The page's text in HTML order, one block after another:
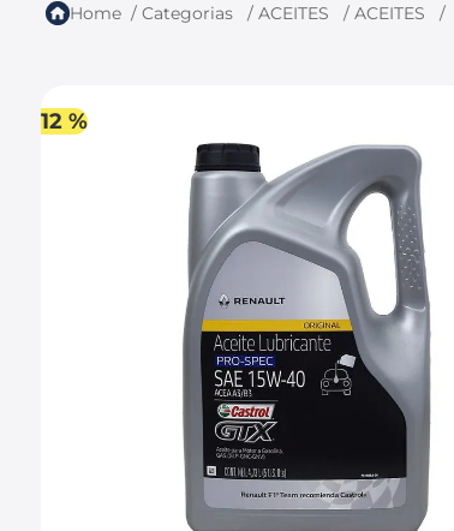
Categorias ACEITES ACEITES
12 %
ford fiesta
chevrolet sail
chevrolet spark gt
mazda 2
soporte motor